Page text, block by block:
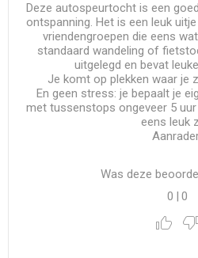
Deze autospeurtocht is een
ontspanning. Het is een leuk
vriendengroepen die eens
standaard wandeling of
uitgelegd en bevat
​Je komt op plekken waar je
​En geen stress: je bepaalt je
met tussenstops ongeveer 5
eens leuk
Was deze
0
0